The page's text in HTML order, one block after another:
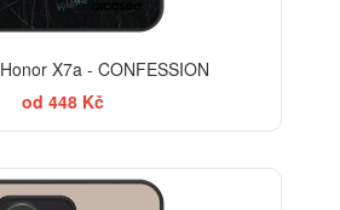
X7a - CONFESSION
od 448 Kč